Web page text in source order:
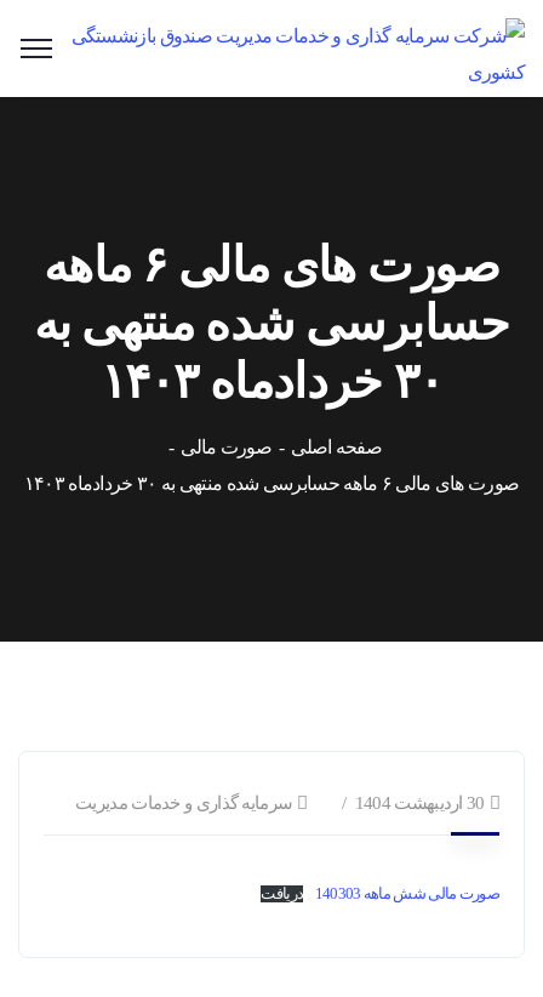
صورت های مالی ۶ ماهه
حسابرسی شده منتهی به
۳۰ خردادماه ۱۴۰۳
صفحه اصلی
صورت مالی
صورت های مالی ۶ ماهه حسابرسی شده منتهی به ۳۰ خردادماه ۱۴۰۳
30 اردیبهشت 1404 سرمایه گذاری و خدمات مدیریت
صورت مالی شش ماهه 140303 دریافت